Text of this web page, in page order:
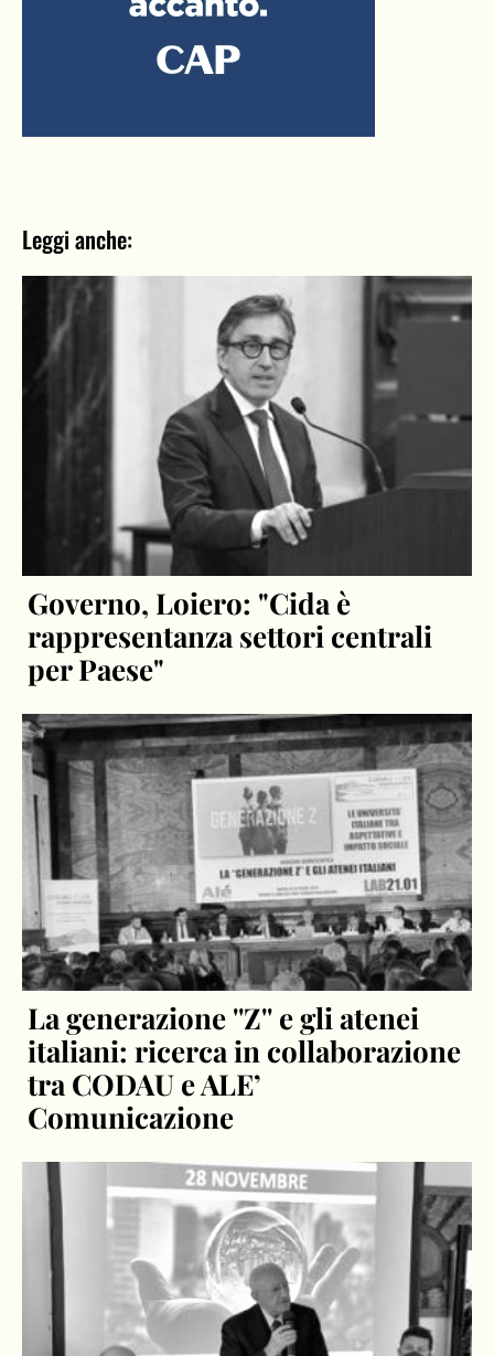
Leggi anche:
Governo, Loiero: "Cida è
rappresentanza settori centrali
per Paese"
La generazione ''Z'' e gli atenei
italiani: ricerca in collaborazione
tra CODAU e ALE’
Comunicazione